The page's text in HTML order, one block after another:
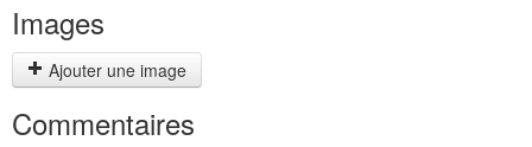
Images
Ajouter une image
Commentaires